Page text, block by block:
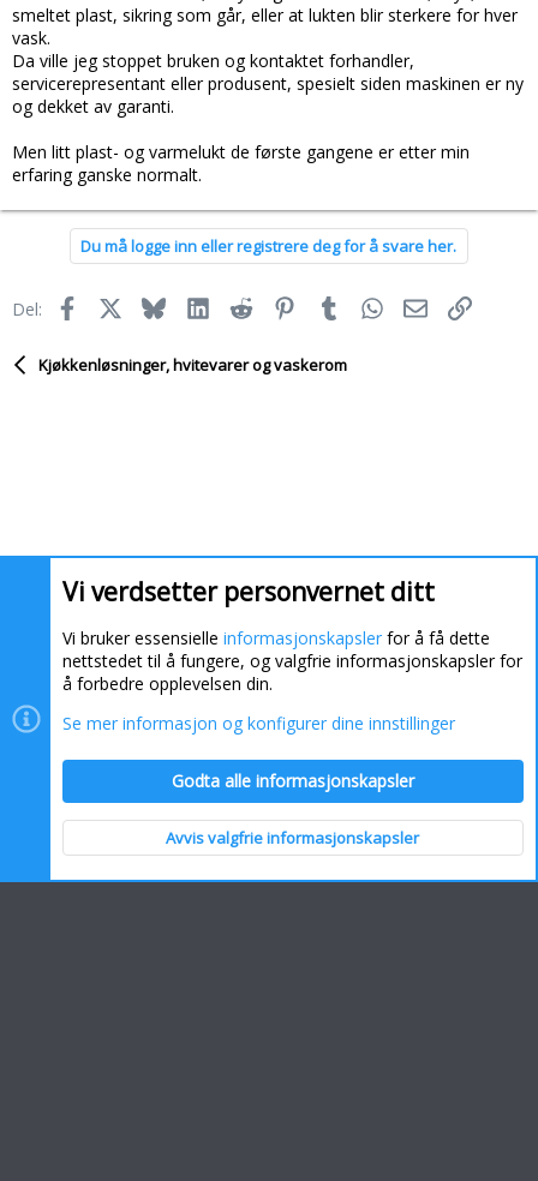
smeltet plast, sikring som går, eller at lukten blir sterkere for hver
vask.
Da ville jeg stoppet bruken og kontaktet forhandler,
servicerepresentant eller produsent, spesielt siden maskinen er ny
og dekket av garanti.
Men litt plast- og varmelukt de første gangene er etter min
erfaring ganske normalt.
Du må logge inn eller registrere deg for å svare her.
Del: Facebook BlueskyLinkedInReddit PinterestTumblr WhatsApp
E-postLink
Kjøkkenløsninger, hvitevarer og vaskerom
Informasjonskapsler Kontakt oss Hjelp
Topp Bunn
Vi verdsetter personvernet ditt
Vi bruker essensielle informasjonskapsler for å få dette
nettstedet til å fungere, og valgfrie informasjonskapsler for
å forbedre opplevelsen din.
Se mer informasjon og konfigurer dine innstillinger
Godta alle informasjonskapsler
Avvis valgfrie informasjonskapsler